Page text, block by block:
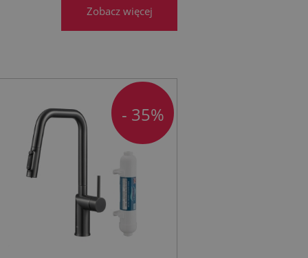
Zobacz więcej
- 35%